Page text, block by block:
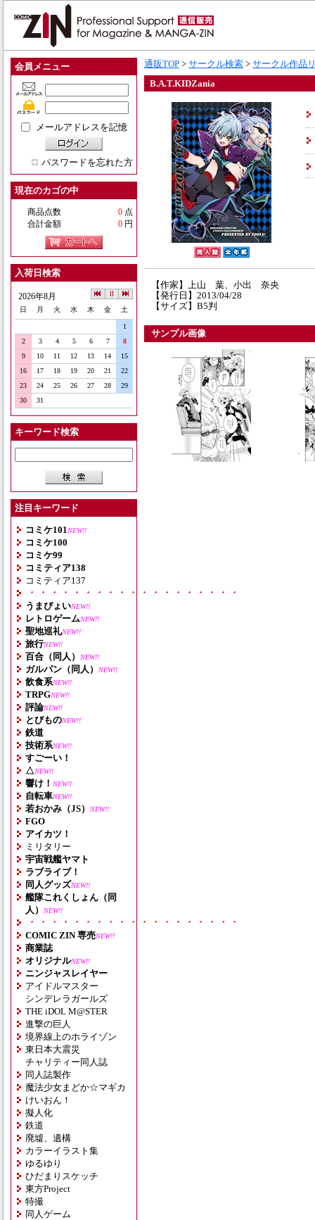
会員メニュー
メールアドレスを記憶
パスワードを忘れた方
現在のカゴの中
商品点数 0 点
合計金額
0 円
入荷日検索
2026年8月
日 月 火 水 木 金 土
1
2
3 4 5 6 7
8
9
10 11 12 13 14
15
16
17 18 19 20 21
22
23
24 25 26 27 28
29
30
31
キーワード検索
注目キーワード
コミケ101 NEW!!
コミケ100
コミケ99
コミティア138
コミティア137
・・・・・・・・・・・・・・・・・・・
うまぴょいNEW!!
レトロゲームNEW!!
聖地巡礼NEW!!
旅行NEW!!
百合（同人） NEW!!
ガルパン（同人） NEW!!
飲食系NEW!!
TRPGNEW!!
評論NEW!!
とびものNEW!!
鉄道
技術系NEW!!
すごーい！
△NEW!!
響け！ NEW!!
自転車NEW!!
若おかみ（JS） NEW!!
FGO
アイカツ！
ミリタリー
宇宙戦艦ヤマト
ラブライブ！
同人グッズNEW!!
艦隊これくしょん（同
人）
NEW!!
・・・・・・・・・・・・・・・・・・・
COMIC ZIN 専売NEW!!
商業誌
オリジナルNEW!!
ニンジャスレイヤー
アイドルマスター
シンデレラガールズ
THE iDOL M@STER
進撃の巨人
境界線上のホライゾン
東日本大震災
チャリティー同人誌
同人誌製作
魔法少女まどか☆マギカ
けいおん！
擬人化
鉄道
廃墟、遺構
カラーイラスト集
ゆるゆり
ひだまりスケッチ
東方Project
特撮
同人ゲーム
通販TOP > サークル検索 > サークル作品
B.A.T.KIDZania
【作家】上山 葉、小出 奈央
【発行日】2013/04/28
【サイズ】B5判
サンプル画像